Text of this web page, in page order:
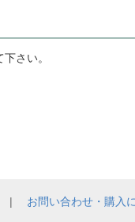
さい。
| お問い合わせ・購入